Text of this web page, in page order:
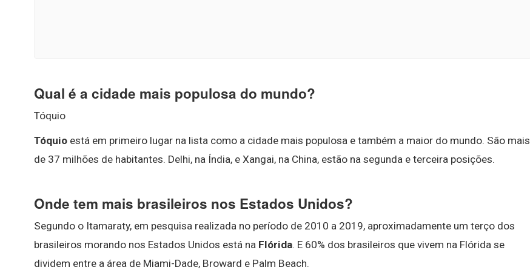
Qual é a cidade mais populosa do mundo?
Tóquio
Tóquio está em primeiro lugar na lista como a cidade mais populosa e também a maior do mundo. São mais
de 37 milhões de habitantes. Delhi, na Índia, e Xangai, na China, estão na segunda e terceira posições.
Onde tem mais brasileiros nos Estados Unidos?
Segundo o Itamaraty, em pesquisa realizada no período de 2010 a 2019, aproximadamente um terço dos
brasileiros morando nos Estados Unidos está na Flórida. E 60% dos brasileiros que vivem na Flórida se
dividem entre a área de Miami-Dade, Broward e Palm Beach.